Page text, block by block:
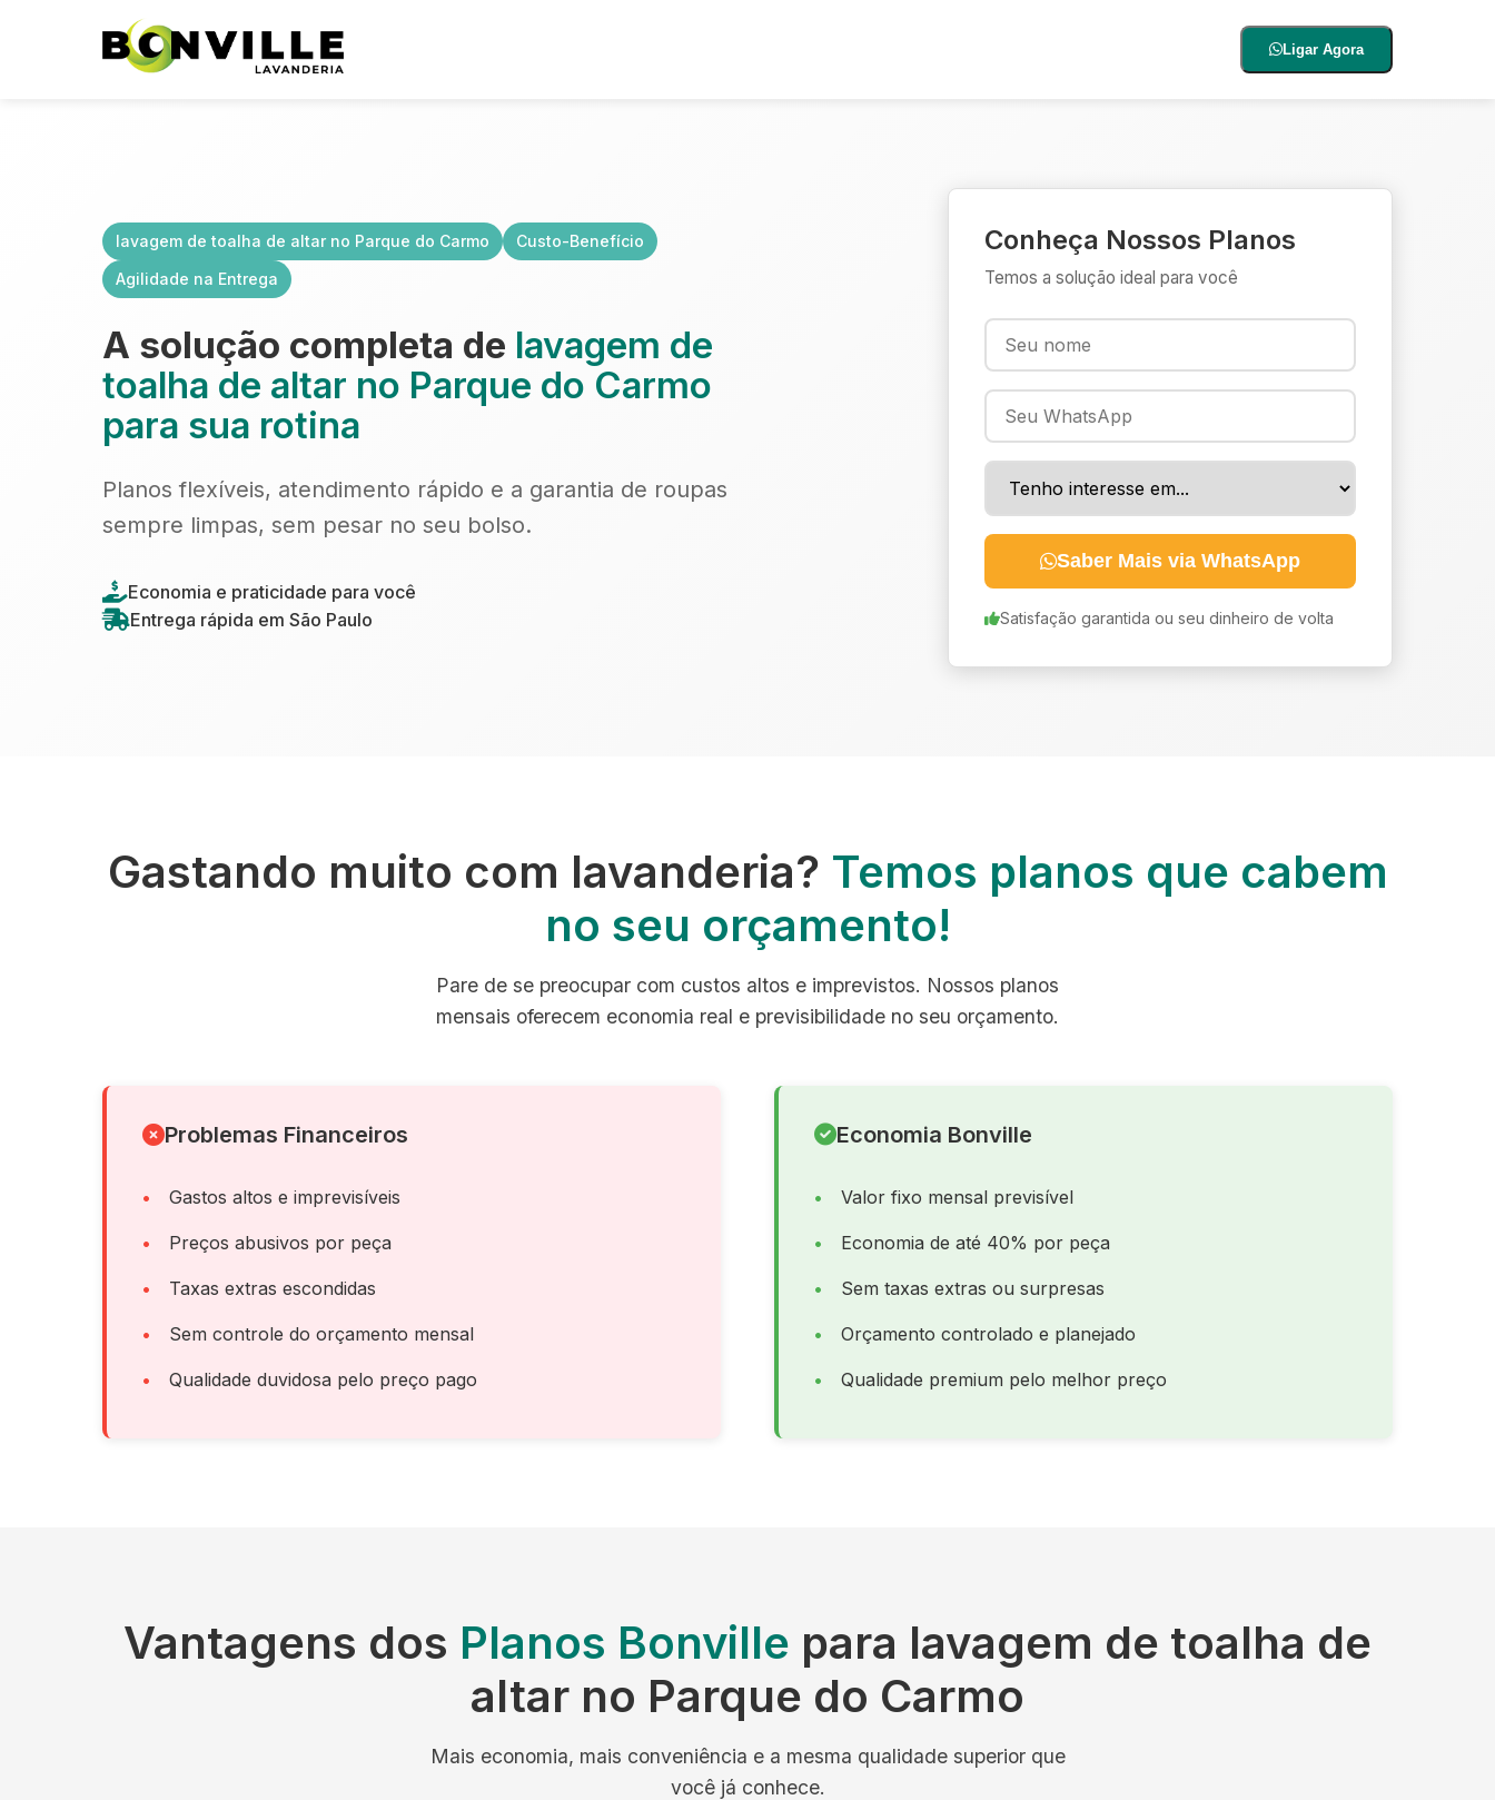
Ligar Agora
lavagem de toalha de altar no Parque do Carmo
Custo-Benefício
Agilidade na Entrega
A solução completa de lavagem de
toalha de altar no Parque do Carmo
para sua rotina
Planos flexíveis, atendimento rápido e a garantia de roupas
sempre limpas, sem pesar no seu bolso.
Economia e praticidade para você
Entrega rápida em São Paulo
Conheça Nossos Planos
Temos a solução ideal para você
Saber Mais via WhatsApp
Satisfação garantida ou seu dinheiro de volta
Gastando muito com lavanderia? Temos planos que cabem
no seu orçamento!
Pare de se preocupar com custos altos e imprevistos. Nossos planos
mensais oferecem economia real e previsibilidade no seu orçamento.
Problemas Financeiros
Gastos altos e imprevisíveis
Preços abusivos por peça
Taxas extras escondidas
Sem controle do orçamento mensal
Qualidade duvidosa pelo preço pago
Economia Bonville
Valor fixo mensal previsível
Economia de até 40% por peça
Sem taxas extras ou surpresas
Orçamento controlado e planejado
Qualidade premium pelo melhor preço
Vantagens dos Planos Bonville para lavagem de toalha de
altar no Parque do Carmo
Mais economia, mais conveniência e a mesma qualidade superior que
você já conhece.